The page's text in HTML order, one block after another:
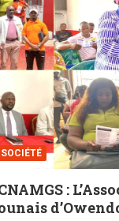
SOCIÉTÉ
: